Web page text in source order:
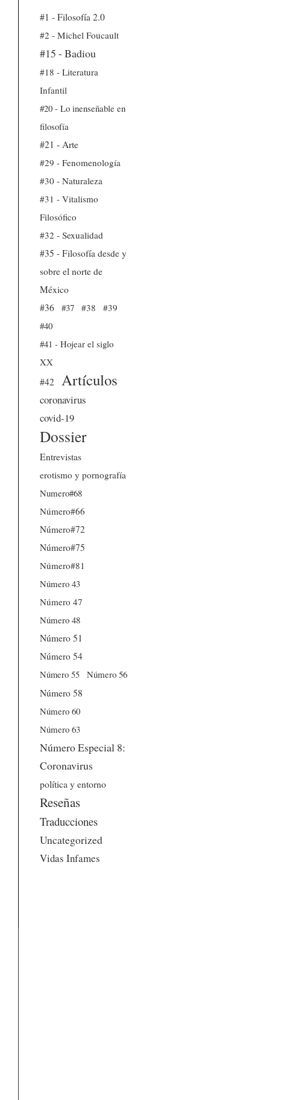
#1 - Filosofía 2.0
#2 - Michel Foucault
#15 - Badiou
#18 - Literatura
Infantil
#20 - Lo inenseñable en
filosofía
#21 - Arte
#29 - Fenomenología
#30 - Naturaleza
#31 - Vitalismo
Filosófico
#32 - Sexualidad
#35 - Filosofía desde y
sobre el norte de
México
#36
#37 #38
#39
#40
#41 - Hojear el siglo
XX
#42
Artículos
coronavirus
covid-19
Dossier
Entrevistas
erotismo y pornografía
Numero#68
Número#66
Número#72
Número#75
Número#81
Número 43
Número 47
Número 48
Número 51
Número 54
Número 55
Número 56
Número 58
Número 60
Número 63
Número Especial 8:
Coronavirus
política y entorno
Reseñas
Traducciones
Uncategorized
Vidas Infames